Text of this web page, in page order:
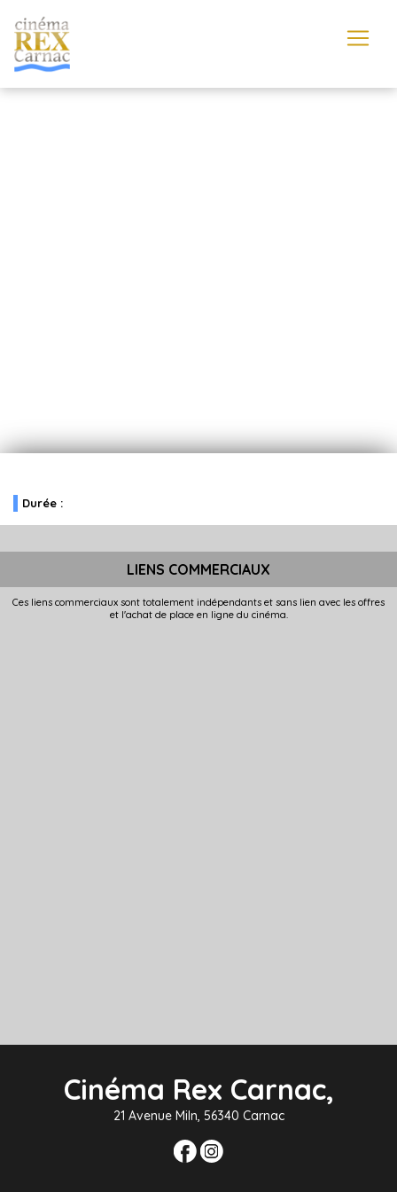
Durée :
LIENS COMMERCIAUX
Ces liens commerciaux sont totalement indépendants et sans lien avec les offres
et l'achat de place en ligne du cinéma.
Cinéma Rex Carnac,
21 Avenue Miln, 56340 Carnac